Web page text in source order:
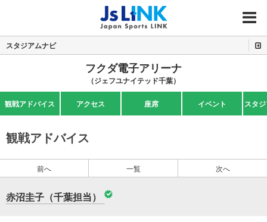
MENU
スタジアムナビ
フクダ電子アリーナ
（ジェフユナイテッド千葉）
観戦アドバイス アクセス 座席 イベント スタ
観戦アドバイス
前へ 一覧 次へ
赤沼圭子（千葉担当）